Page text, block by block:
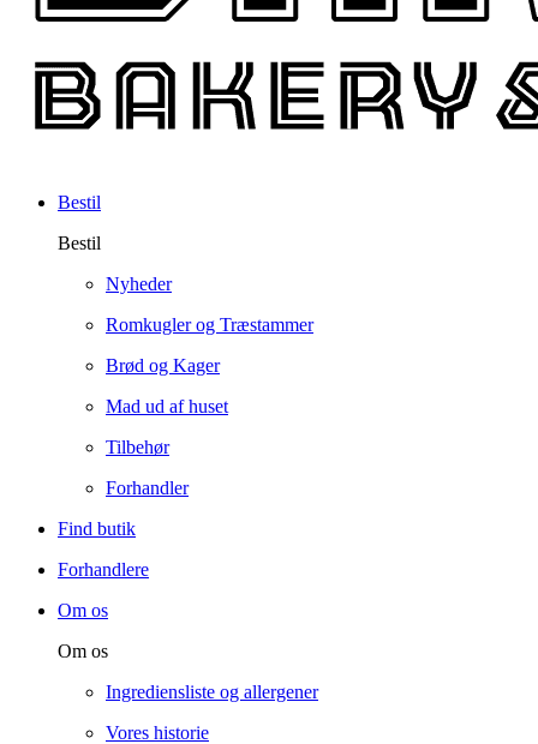
Bestil
Bestil
Nyheder
Romkugler og Træstammer
Brød og Kager
Mad ud af huset
Tilbehør
Forhandler
Find butik
Forhandlere
Om os
Om os
Ingrediensliste og allergener
Vores historie